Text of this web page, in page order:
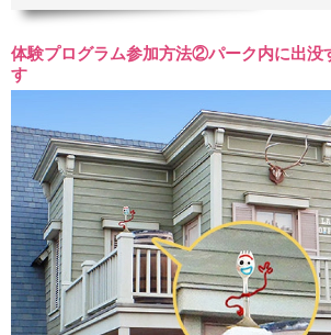
体験プログラム参加方法②パーク内に出没
す